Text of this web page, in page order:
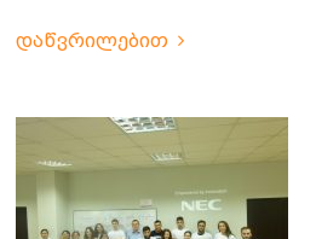
დაწვრილებით